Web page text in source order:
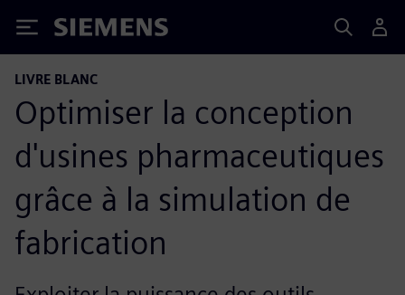
Siemens
LIVRE BLANC
Optimiser la conception
d'usines pharmaceutiques
grâce à la simulation de
fabrication